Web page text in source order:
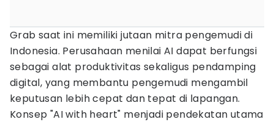
Grab saat ini memiliki jutaan mitra pengemudi di
Indonesia. Perusahaan menilai AI dapat berfungsi
sebagai alat produktivitas sekaligus pendamping
digital, yang membantu pengemudi mengambil
keputusan lebih cepat dan tepat di lapangan.
Konsep "AI with heart" menjadi pendekatan utama